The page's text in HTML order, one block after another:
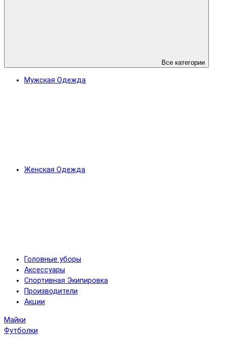
Все категории
Мужская Одежда
Женская Одежда
Головные уборы
Аксессуары
Спортивная Экипировка
Производители
Акции
Майки
Футболки